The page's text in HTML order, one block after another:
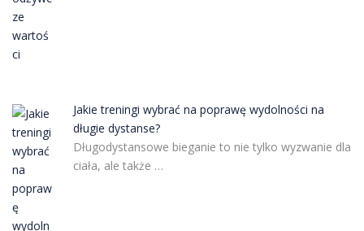
Jakie treningi wybrać na poprawę wydolności na
długie dystanse?
Długodystansowe bieganie to nie tylko wyzwanie dla
ciała, ale także …